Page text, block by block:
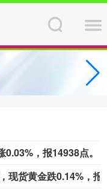
莱茵河流经德国工业核心地带，承载着德国约80%的内河航运量。受高温干旱影响，近期莱茵河水位持续走低。德国联邦水路与航运管理局数据显示，6日，莱茵河咽喉要道——考布河段通航水深已打破2018年创下的历史最低纪录。同一天，德国交通部长斯特芬·比尔格召集企业高管、航运公司及港口负责人磋商对策。他表示，短期将研究保障运输的方案，长期则包括疏浚航道、改善航运条件等。德国商业银行等机构也警告，若水位继续下降，德国内河航运成本可能继续升高，供应链中断和工业减产风险将进一步上升。（央视新闻）